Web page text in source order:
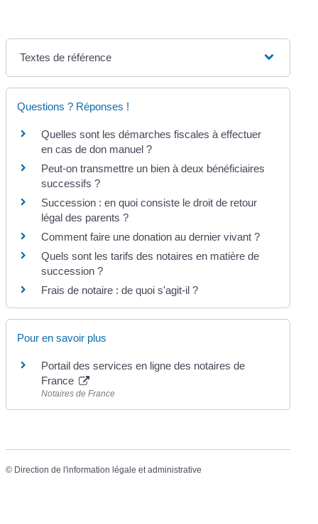
Textes de référence
Questions ? Réponses !
Quelles sont les démarches fiscales à effectuer
en cas de don manuel ?
Peut-on transmettre un bien à deux bénéficiaires
successifs ?
Succession : en quoi consiste le droit de retour
légal des parents ?
Comment faire une donation au dernier vivant ?
Quels sont les tarifs des notaires en matière de
succession ?
Frais de notaire : de quoi s'agit-il ?
Pour en savoir plus
Portail des services en ligne des notaires de
France
Notaires de France
© Direction de l'information légale et administrative